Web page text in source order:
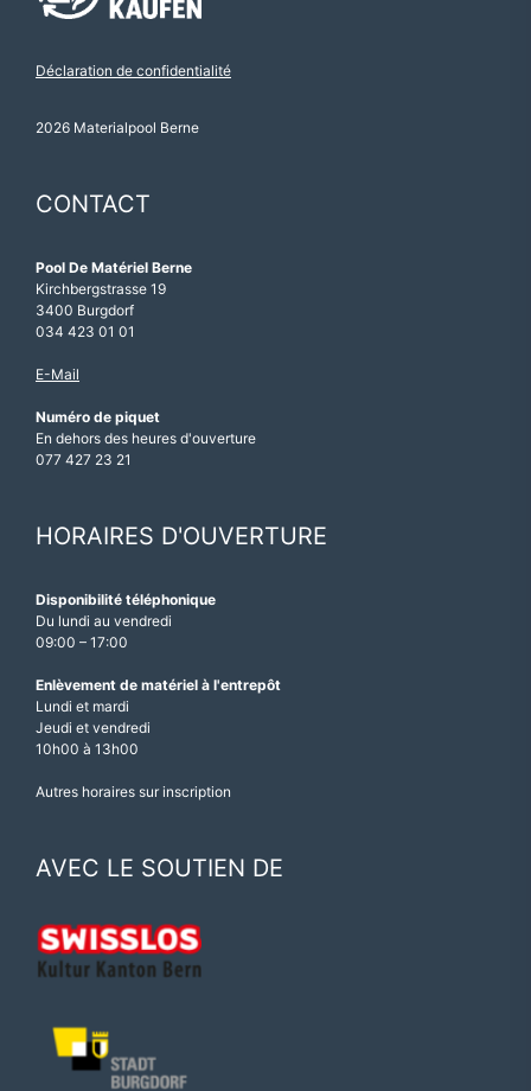
Déclaration de confidentialité
2026 Materialpool Berne
CONTACT
Pool De Matériel Berne
Kirchbergstrasse 19
3400 Burgdorf
034 423 01 01
E-Mail
Numéro de piquet
En dehors des heures d'ouverture
077 427 23 21
HORAIRES D'OUVERTURE
Disponibilité téléphonique
Du lundi au vendredi
09:00 – 17:00
Enlèvement de matériel à l'entrepôt
Lundi et mardi
Jeudi et vendredi
10h00 à 13h00
Autres horaires sur inscription
AVEC LE SOUTIEN DE